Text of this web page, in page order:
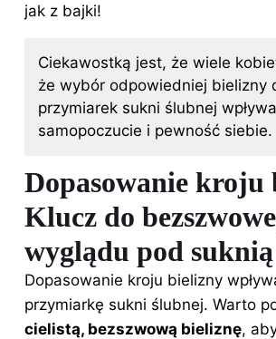
jak z bajki!
Ciekawostką jest, że wiele
że wybór odpowiedniej bielizny
przymiarek sukni ślubnej
samopoczucie i pewność siebie.
Dopasowanie kroju
Klucz do
wyglądu pod
Dopasowanie kroju bielizny
przymiarkę sukni ślubnej. Warto
cielistą, bezszwową bieliznę,